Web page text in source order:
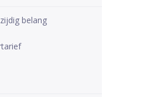
belang